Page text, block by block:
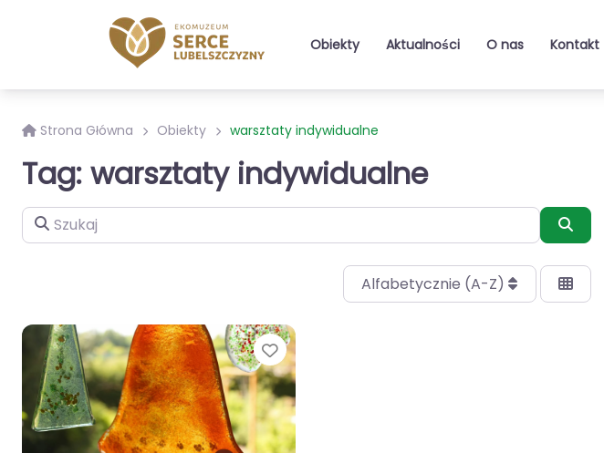
Obiekty Aktualności O nas Kontakt
Strona Główna Obiekty warsztaty indywidualne
Tag: warsztaty indywidualne
Szukaj
Alfabetycznie (A-Z)
Ulubione